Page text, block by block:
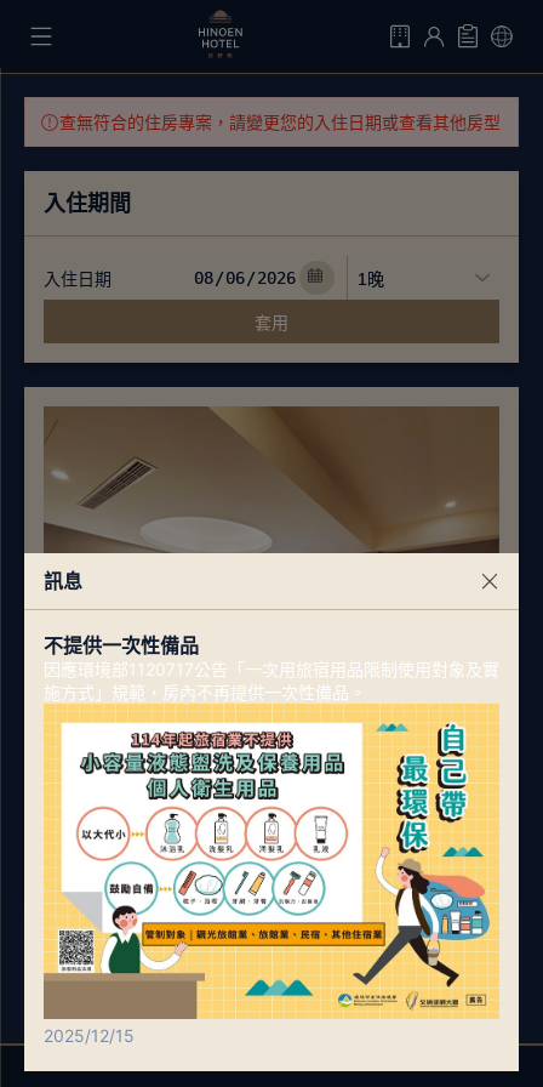
查無符合的住房專案，請變更您的入住日期或查看其他房型
入住期間
入住日期
套用
標準雙人房
1張雙人床
2人
床型：一張雙人床
衛浴：淋浴設備、免治馬桶
窗戶：有
相同房型，亦有不同房間格局，照片僅供您參考。
訊息
不提供一次性備品
因應環境部1120717公告「一次用旅宿用品限制使用對象及實
施方式」規範，房內不再提供一次性備品。
2025/12/15